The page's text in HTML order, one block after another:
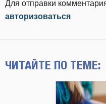
Для отправки
авторизоваться
ЧИТАЙТЕ ПО ТЕМЕ: